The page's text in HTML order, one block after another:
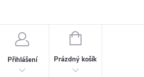
Přihlášení
NÁKUPNÍ
Prázdný košík